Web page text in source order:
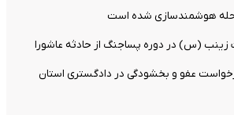
هوشمندسازی شده است
(س) در دوره پساجنگ از حادثه عاشورا
عفو و بخشودگی در دادگستری استان